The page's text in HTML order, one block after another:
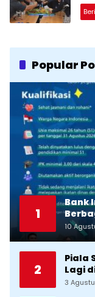
Popular
1
Bank
10
2
Piala
Lagi
3